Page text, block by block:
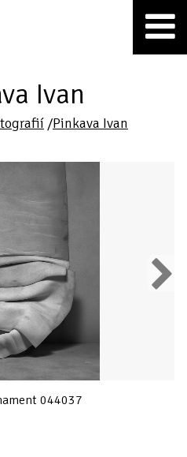
Ivan
/Pinkava Ivan
044037
Next